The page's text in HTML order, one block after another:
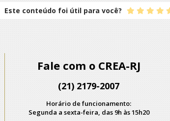
Este conteúdo foi útil para você?
Fale com o CREA-RJ
(21) 2179-2007
Horário de funcionamento:
Segunda a sexta-feira, das 9h às 15h20